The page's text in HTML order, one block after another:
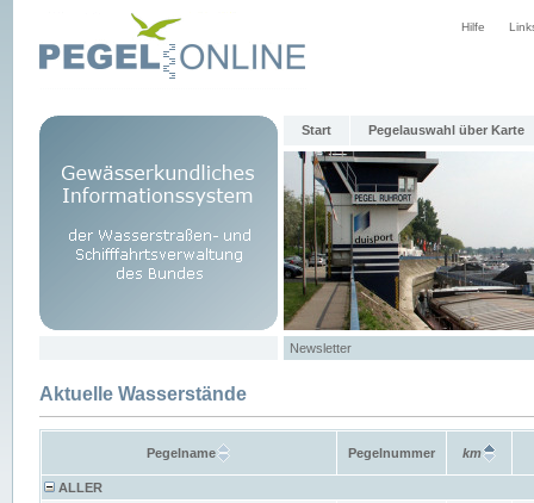
Hilfe
Start Pegelauswahl über Karte
Newsletter
Aktuelle Wasserstände
Pegelname Pegelnummer km
ALLER